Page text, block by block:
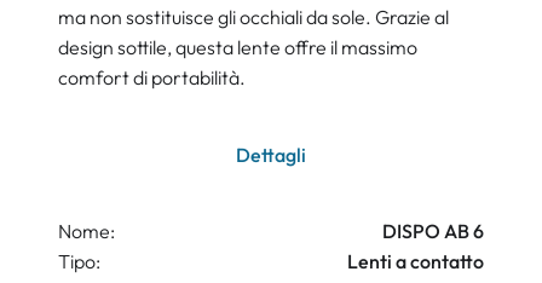
ma non sostituisce gli occhiali da sole. Grazie al
design sottile, questa lente offre il massimo
comfort di portabilità.
Dettagli
Nome:
DISPO AB 6
Tipo:
Lenti a contatto